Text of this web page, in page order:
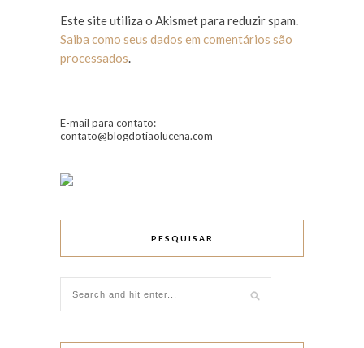
Este site utiliza o Akismet para reduzir spam.
Saiba como seus dados em comentários são
processados.
E-mail para contato:
contato@blogdotiaolucena.com
PESQUISAR